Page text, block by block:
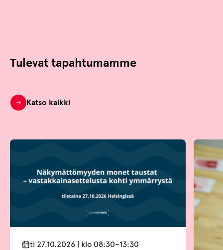
Tulevat tapahtumamme
Katso kaikki
ti 27.10.2026 | klo 08:30–13:30